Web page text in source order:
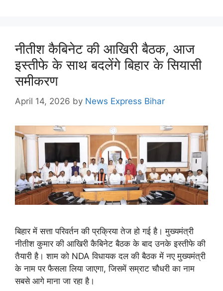
नीतीश कैबिनेट की आखिरी बैठक, आज
इस्तीफे के साथ बदलेंगे बिहार के सियासी
समीकरण
April 14, 2026 by News Express Bihar
बिहार में सत्ता परिवर्तन की प्रक्रिया तेज हो गई है। मुख्यमंत्री
नीतीश कुमार की आखिरी कैबिनेट बैठक के बाद उनके इस्तीफे की
तैयारी है। शाम को NDA विधायक दल की बैठक में नए मुख्यमंत्री
के नाम पर फैसला लिया जाएगा, जिसमें सम्राट चौधरी का नाम
सबसे आगे माना जा रहा है।